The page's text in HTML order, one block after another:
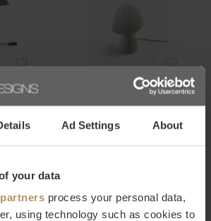
Ad Settings About
your data
process your personal data,
using technology such as cookies to
ANITA LE GRELLE - TERRES